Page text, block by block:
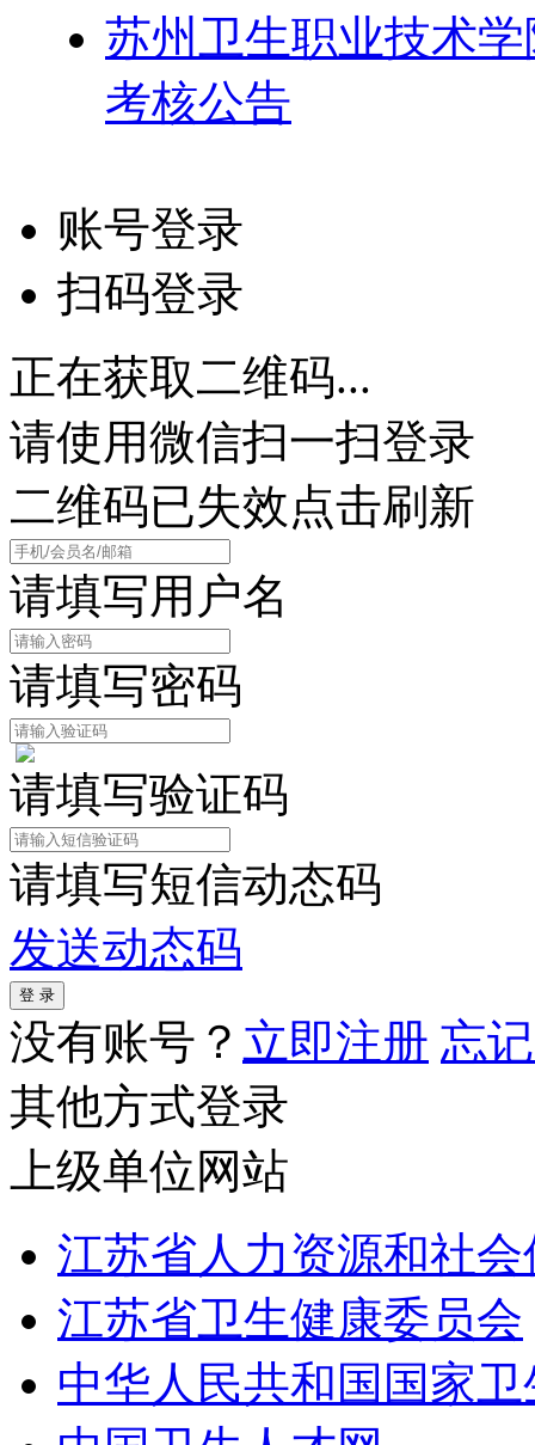
苏州卫生职业技术
考核公告
账号登录
扫码登录
正在获取二维码...
请使用微信扫一扫登录
二维码已失效点击刷新
请填写用户名
请填写密码
请填写验证码
请填写短信动态码
发送动态码
没有账号？ 立即注册 忘
其他方式登录
上级单位网站
江苏省人力资源和社
江苏省卫生健康委员会
中华人民共和国国家